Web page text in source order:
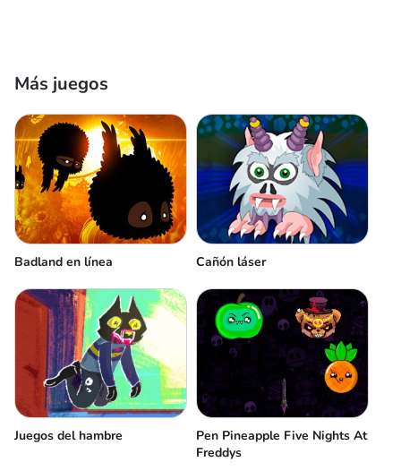
Más juegos
Badland en línea Cañón láser
Juegos del hambre
Pen Pineapple Five Nights At
Freddys